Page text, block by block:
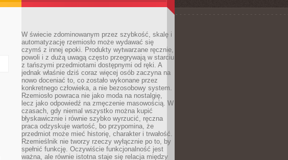
W świecie zdominowanym przez szybkość, skalę i
automatyzację rzemiosło może wydawać się
czymś z innej epoki. Produkty wytwarzane ręcznie,
powoli i z dużą uwagą często przegrywają w starciu
z tańszymi przedmiotami dostępnymi od ręki. A
jednak właśnie dziś coraz więcej osób zaczyna na
nowo doceniać to, co zostało wykonane przez
konkretnego człowieka, a nie bezosobowy system.
Rzemiosło powraca nie jako moda na nostalgię,
lecz jako odpowiedź na zmęczenie masowością. W
czasach, gdy niemal wszystko można kupić
błyskawicznie i równie szybko wyrzucić, ręczna
praca odzyskuje wartość, bo przypomina, że
przedmiot może mieć historię, charakter i trwałość.
Rzemieślnik nie tworzy rzeczy wyłącznie po to, by
spełnić funkcję. Oczywiście funkcjonalność jest
ważna, ale równie istotna staje się relacja między